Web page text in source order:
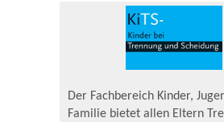
Der Fachbereich Kinder,
Familie bietet allen Eltern